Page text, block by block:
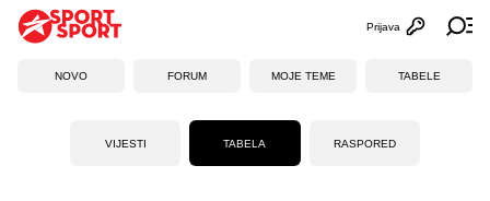
Otvori
Prijava
NOVO FORUM MOJE TEME TABELE
VIJESTI TABELA RASPORED